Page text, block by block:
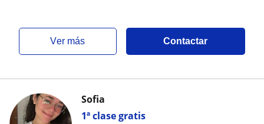
ver más Contactar
1ª clase gratis
Sofia